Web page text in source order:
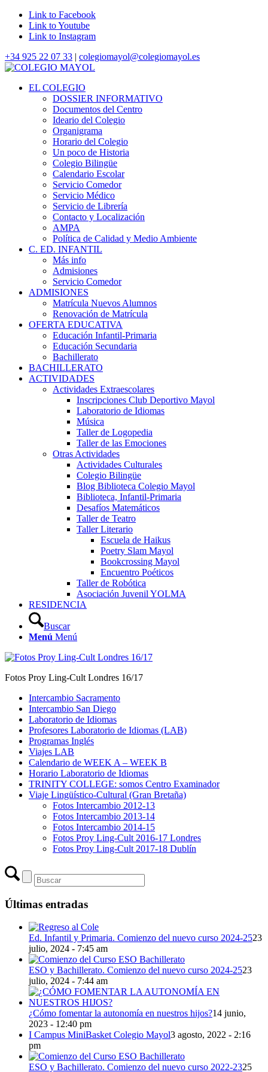
Link to Facebook
Link to Youtube
Link to Instagram
+34 925 22 07 33 | colegiomayol@colegiomayol.es
EL COLEGIO
DOSSIER INFORMATIVO
Documentos del Centro
Ideario del Colegio
Organigrama
Horario del Colegio
Un poco de Historia
Colegio Bilingüe
Calendario Escolar
Servicio Comedor
Servicio Médico
Servicio de Librería
Contacto y Localización
AMPA
Política de Calidad y Medio Ambiente
C. ED. INFANTIL
Más info
Admisiones
Servicio Comedor
ADMISIONES
Matrícula Nuevos Alumnos
Renovación de Matrícula
OFERTA EDUCATIVA
Educación Infantil-Primaria
Educación Secundaria
Bachillerato
BACHILLERATO
ACTIVIDADES
Actividades Extraescolares
Inscripciones Club Deportivo Mayol
Laboratorio de Idiomas
Música
Taller de Logopedia
Taller de las Emociones
Otras Actividades
Actividades Culturales
Colegio Bilingüe
Blog Biblioteca Colegio Mayol
Biblioteca, Infantil-Primaria
Desafíos Matemáticos
Taller de Teatro
Taller Literario
Escuela de Haikus
Poetry Slam Mayol
Bookcrossing Mayol
Encuentro Poéticos
Taller de Robótica
Asociación Juvenil YOLMA
RESIDENCIA
Buscar
Menú Menú
Fotos Proy Ling-Cult Londres 16/17
Intercambio Sacramento
Intercambio San Diego
Laboratorio de Idiomas
Profesores Laboratorio de Idiomas (LAB)
Programas Inglés
Viajes LAB
Calendario de WEEK A – WEEK B
Horario Laboratorio de Idiomas
TRINITY COLLEGE: somos Centro Examinador
Viaje Lingüístico-Cultural (Gran Bretaña)
Fotos Intercambio 2012-13
Fotos Intercambio 2013-14
Fotos Intercambio 2014-15
Fotos Proy Ling-Cult 2016-17 Londres
Fotos Proy Ling-Cult 2017-18 Dublín
Últimas entradas
Ed. Infantil y Primaria. Comienzo del nuevo curso 2024-2523
julio, 2024 - 7:45 am
ESO y Bachillerato. Comienzo del nuevo curso 2024-2523
julio, 2024 - 7:44 am
¿Cómo fomentar la autonomía en nuestros hijos?14 junio,
2023 - 12:40 pm
I Campus MiniBasket Colegio Mayol3 agosto, 2022 - 2:16
pm
ESO y Bachillerato. Comienzo del nuevo curso 2022-2325